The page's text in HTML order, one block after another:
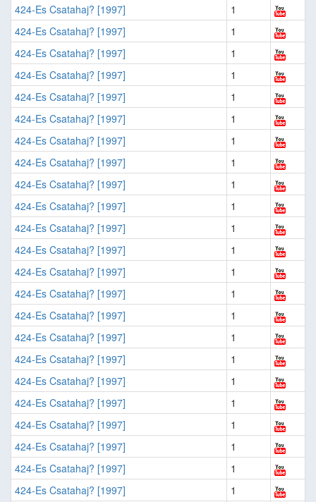
424-Es Csatahaj? [1997]
1
424-Es Csatahaj? [1997]
1
424-Es Csatahaj? [1997]
1
424-Es Csatahaj? [1997]
1
424-Es Csatahaj? [1997]
1
424-Es Csatahaj? [1997]
1
424-Es Csatahaj? [1997]
1
424-Es Csatahaj? [1997]
1
424-Es Csatahaj? [1997]
1
424-Es Csatahaj? [1997]
1
424-Es Csatahaj? [1997]
1
424-Es Csatahaj? [1997]
1
424-Es Csatahaj? [1997]
1
424-Es Csatahaj? [1997]
1
424-Es Csatahaj? [1997]
1
424-Es Csatahaj? [1997]
1
424-Es Csatahaj? [1997]
1
424-Es Csatahaj? [1997]
1
424-Es Csatahaj? [1997]
1
424-Es Csatahaj? [1997]
1
424-Es Csatahaj? [1997]
1
424-Es Csatahaj? [1997]
1
424-Es Csatahaj? [1997]
1